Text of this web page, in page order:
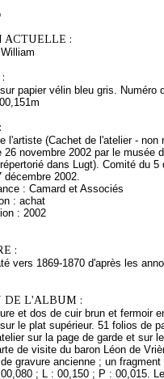
ACTUELLE :
papier vélin bleu gris. Numéro
l'artiste (Cachet de l'atelier -
26 novembre 2002 par le musée
dans Lugt). Comité du
décembre 2002.
: Camard et Associés
: achat
: 2002
:
vers 1869-1870 d'après les
DE L'ALBUM :
et dos de cuir brun et fermoir
le plat supérieur. 51 folios de
sur la page de garde et sur
de visite du baron Léon de
gravure ancienne ; un
; L : 00,150 ; P : 00,015.